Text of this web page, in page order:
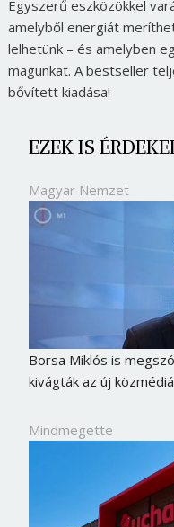
Egyszerű eszközökkel
amelyből energiát
lelhetünk – és amelyben
magunkat. A bestseller
bővített kiadása!
EZEK IS
Magyar Nemzet
Borsa Miklós is
kivágták az új
Mindmegette